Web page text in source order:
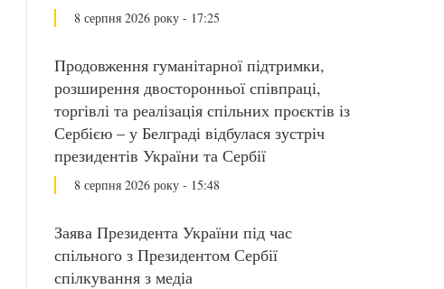
8 серпня 2026 року - 17:25
Продовження гуманітарної підтримки,
розширення двосторонньої співпраці,
торгівлі та реалізація спільних проєктів із
Сербією – у Белграді відбулася зустріч
президентів України та Сербії
8 серпня 2026 року - 15:48
Заява Президента України під час
спільного з Президентом Сербії
спілкування з медіа